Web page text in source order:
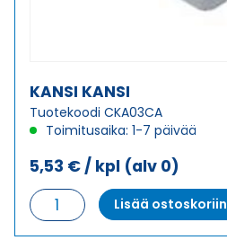
KANSI KANSI
Tuotekoodi CKA03CA
Toimitusaika: 1-7 päivää
5,53 € / kpl (alv 0)
KANSI
KANSI
määrä
Lisää ostoskoriin